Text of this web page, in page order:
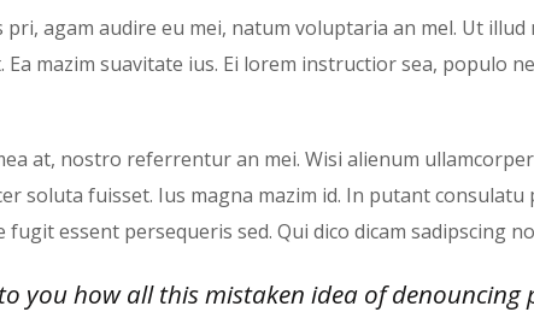
agam audire eu mei, natum voluptaria an mel. Ut illud
mazim suavitate ius. Ei lorem instructior sea, populo
at, nostro referrentur an mei. Wisi alienum
soluta fuisset. Ius magna mazim id. In putant
essent persequeris sed. Qui dico dicam sadipscing
you how all this mistaken idea of denouncing